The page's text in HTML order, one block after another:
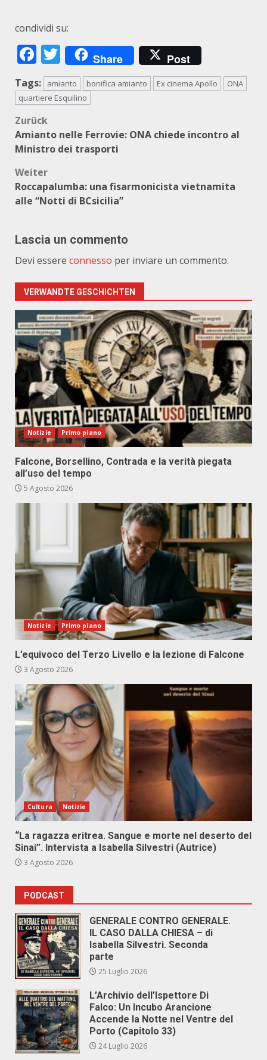
condividi su:
Facebook
Twitter
Share Post
Tags: amianto bonifica amianto Ex cinema Apollo
ONA
quartiere Esquilino
Beitragsnavigation
Zurück
Amianto nelle Ferrovie: ONA chiede incontro al
Ministro dei trasporti
Weiter
Roccapalumba: una fisarmonicista vietnamita
alle “Notti di BCsicilia”
Lascia un commento
Devi essere connesso per inviare un commento.
VERWANDTE GESCHICHTEN
Notizie Primo piano
Falcone, Borsellino, Contrada e la verità piegata
all’uso del tempo
5 Agosto 2026
Notizie Primo piano
L’equivoco del Terzo Livello e la lezione di Falcone
3 Agosto 2026
Cultura Notizie
“La ragazza eritrea. Sangue e morte nel deserto del
Sinai”. Intervista a Isabella Silvestri (Autrice)
3 Agosto 2026
PODCAST
GENERALE CONTRO GENERALE.
IL CASO DALLA CHIESA – di
Isabella Silvestri. Seconda
parte
25 Luglio 2026
L’Archivio dell’Ispettore Di
Falco: Un Incubo Arancione
Accende la Notte nel Ventre del
Porto (Capitolo 33)
24 Luglio 2026